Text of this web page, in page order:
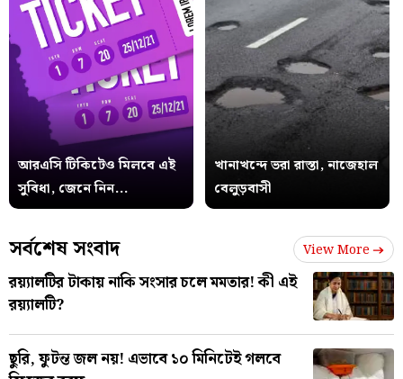
আরএসি টিকিটেও মিলবে এই
সুবিধা, জেনে নিন...
খানাখন্দে ভরা রাস্তা, নাজেহাল
বেলুড়বাসী
সর্বশেষ সংবাদ View More
রয়্যালটির টাকায় নাকি সংসার চলে মমতার! কী এই
রয়্যালটি?
ছুরি, ফুটন্ত জল নয়! এভাবে ১০ মিনিটেই গলবে